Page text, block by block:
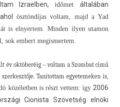
Iz­raelb­en,időmetáltalában
ösztöndíjas vol­tam, majd a Yad
is el­nyer­tem. Mind­en ilyen utamon
sok em­bert megis­mertem.
év októberéig – vol­tam a Szom­bat című
Tanítot­tam egyetemek­en is,
közéletb­en is részt vet­tem: így 2006
Cionis­ta Szövetség elnöki